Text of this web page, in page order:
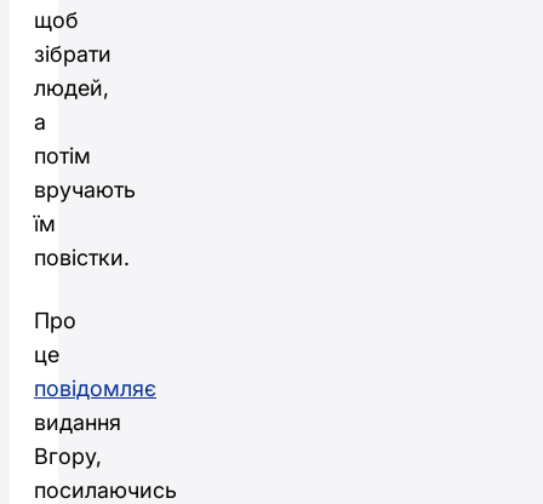
щоб
зібрати
людей,
а
потім
вручають
їм
повістки.
Про
це
повідомляє
видання
Вгору,
посилаючись